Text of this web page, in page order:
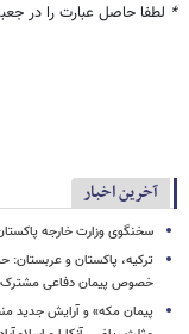
* لطفا حاصل عبارت را در
آخرین اخبار
سخنگوی وزارت خارجه
ترکیه، پاکستان و عربستان:
خصوص پیمان دفاعی
پیمان مکه» و آرایش جدید